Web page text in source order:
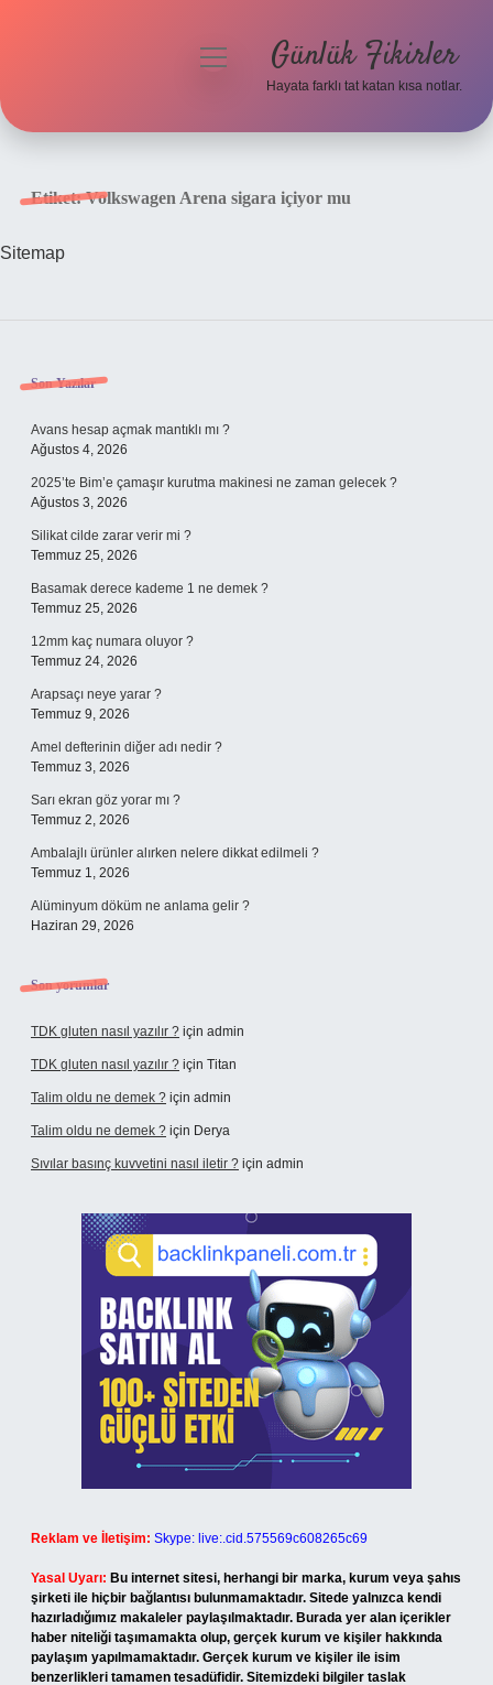
menüyü
Günlük Fikirler
Hayata farklı tat katan kısa notlar.
Etiket:Volkswagen Arena sigara içiyor mu
Sitemap
Sidebar
Son Yazılar
Avans hesap açmak mantıklı mı ?
Ağustos 4, 2026
2025’te Bim’e çamaşır kurutma makinesi ne zaman gelecek ?
Ağustos 3, 2026
Silikat cilde zarar verir mi ?
Temmuz 25, 2026
Basamak derece kademe 1 ne demek ?
Temmuz 25, 2026
12mm kaç numara oluyor ?
Temmuz 24, 2026
Arapsaçı neye yarar ?
Temmuz 9, 2026
Amel defterinin diğer adı nedir ?
Temmuz 3, 2026
Sarı ekran göz yorar mı ?
Temmuz 2, 2026
Ambalajlı ürünler alırken nelere dikkat edilmeli ?
Temmuz 1, 2026
Alüminyum döküm ne anlama gelir ?
Haziran 29, 2026
Son yorumlar
TDK gluten nasıl yazılır ? için admin
TDK gluten nasıl yazılır ? için Titan
Talim oldu ne demek ? için admin
Talim oldu ne demek ? için Derya
Sıvılar basınç kuvvetini nasıl iletir ? için admin
Reklam ve İletişim: Skype: live:.cid.575569c608265c69
Yasal Uyarı: Bu internet sitesi, herhangi bir marka, kurum veya şahıs
şirketi ile hiçbir bağlantısı bulunmamaktadır. Sitede yalnızca kendi
hazırladığımız makaleler paylaşılmaktadır. Burada yer alan içerikler
haber niteliği taşımamakta olup, gerçek kurum ve kişiler hakkında
paylaşım yapılmamaktadır. Gerçek kurum ve kişiler ile isim
benzerlikleri tamamen tesadüfidir. Sitemizdeki bilgiler taslak